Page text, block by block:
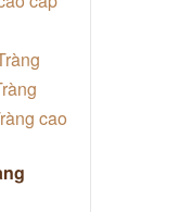
cao